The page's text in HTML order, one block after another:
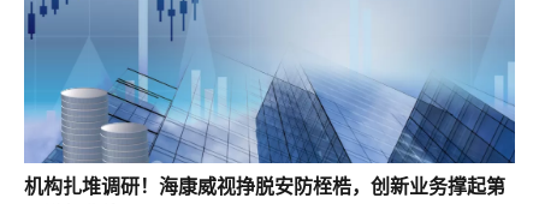
机构扎堆调研！海康威视挣脱安防桎梏，创新业务撑起第